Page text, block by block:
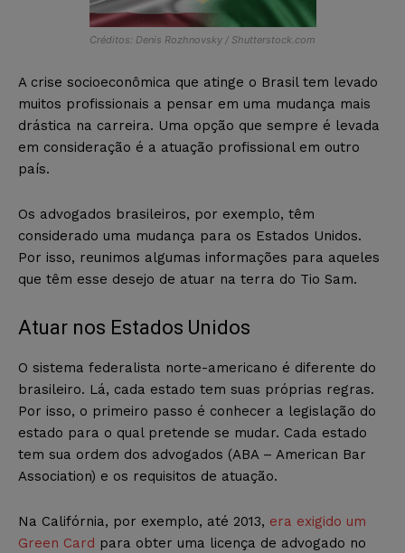
Créditos: Denis Rozhnovsky / Shutterstock.com
A crise socioeconômica que atinge o Brasil tem levado
muitos profissionais a pensar em uma mudança mais
drástica na carreira. Uma opção que sempre é levada
em consideração é a atuação profissional em outro
país.
Os advogados brasileiros, por exemplo, têm
considerado uma mudança para os Estados Unidos.
Por isso, reunimos algumas informações para aqueles
que têm esse desejo de atuar na terra do Tio Sam.
Atuar nos Estados Unidos
O sistema federalista norte-americano é diferente do
brasileiro. Lá, cada estado tem suas próprias regras.
Por isso, o primeiro passo é conhecer a legislação do
estado para o qual pretende se mudar. Cada estado
tem sua ordem dos advogados (ABA – American Bar
Association) e os requisitos de atuação.
Na Califórnia, por exemplo, até 2013, era exigido um
Green Card para obter uma licença de advogado no